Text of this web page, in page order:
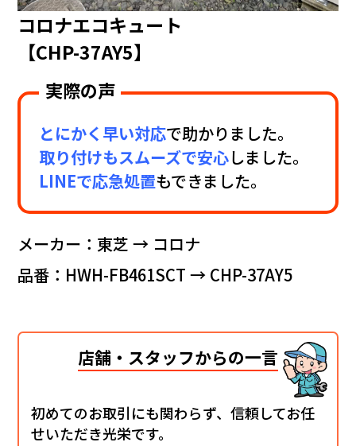
コロナエコキュート
【CHP-37AY5】
実際の声
とにかく早い対応で助かりました。
取り付けもスムーズで安心しました。
LINEで応急処置もできました。
メーカー：東芝 → コロナ
品番：HWH-FB461SCT → CHP-37AY5
店舗・スタッフからの一言
初めてのお取引にも関わらず、信頼してお任
せいただき光栄です。